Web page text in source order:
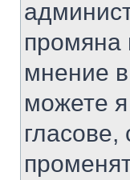
промяна
мнение
можете